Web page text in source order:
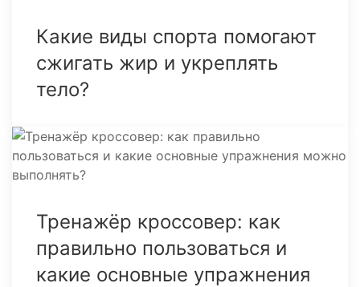
Какие виды спорта помогают
сжигать жир и укреплять
тело?
Тренажёр кроссовер: как
правильно пользоваться и
какие основные упражнения